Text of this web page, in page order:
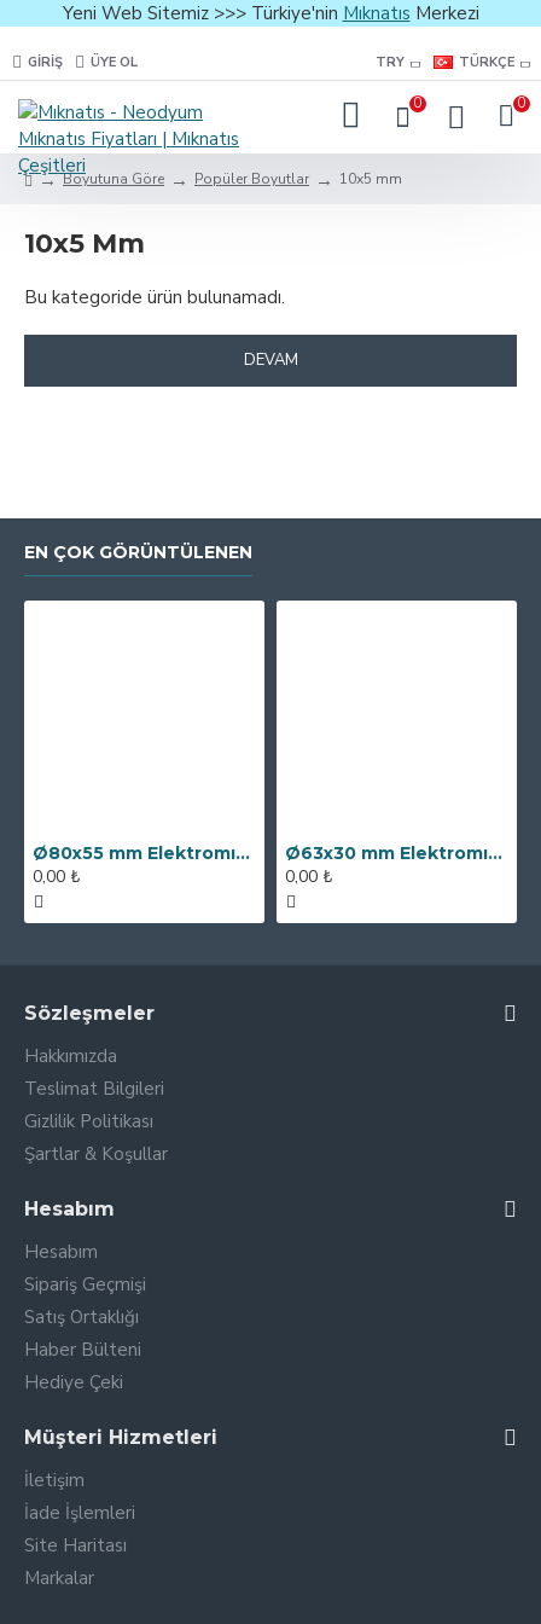
Yeni Web Sitemiz >>> Türkiye'nin Mıknatıs Merkezi
GIRIŞ ÜYE OL TRY TÜRKÇE
0 0
Boyutuna Göre Popüler Boyutlar 10x5 mm
10x5 Mm
Bu kategoride ürün bulunamadı.
DEVAM
EN ÇOK GÖRÜNTÜLENEN
Ø80x55 mm Elektromıknatıs - 250 kg Çekim Gücü
0,00 ₺
Ø63x30 mm Elektromıknatıs - 100 kg Çekim Gücü
0,00 ₺
Sözleşmeler
Hakkımızda
Teslimat Bilgileri
Gizlilik Politikası
Şartlar & Koşullar
Hesabım
Hesabım
Sipariş Geçmişi
Satış Ortaklığı
Haber Bülteni
Hediye Çeki
Müşteri Hizmetleri
İletişim
İade İşlemleri
Site Haritası
Markalar